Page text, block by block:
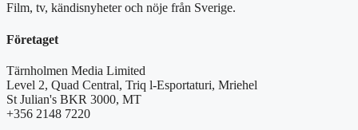
Film, tv, kändisnyheter och nöje från Sverige.
Företaget
Tärnholmen Media Limited
Level 2, Quad Central, Triq l-Esportaturi, Mriehel
St Julian's BKR 3000, MT
+356 2148 7220